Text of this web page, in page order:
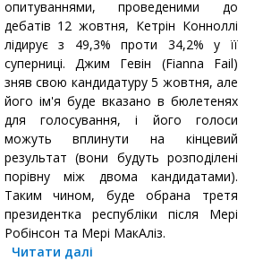
опитуваннями, проведеними до
дебатів 12 жовтня, Кетрін Конноллі
лідирує з 49,3% проти 34,2% у її
суперниці. Джим Гевін (Fianna Fail)
зняв свою кандидатуру 5 жовтня, але
його ім'я буде вказано в бюлетенях
для голосування, і його голоси
можуть вплинути на кінцевий
результат (вони будуть розподілені
порівну між двома кандидатами).
Таким чином, буде обрана третя
президентка республіки після Мері
Робінсон та Мері МакАліз.
Читати далі